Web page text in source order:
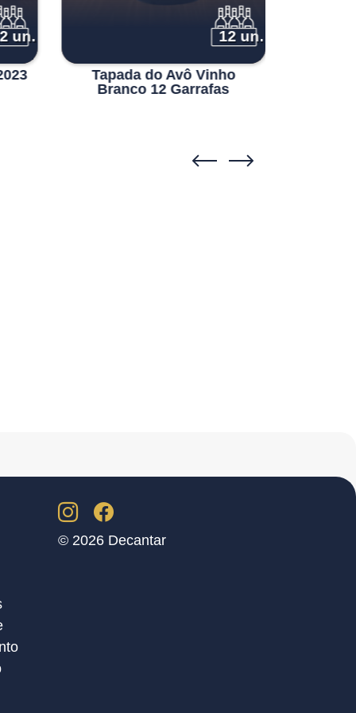
un. 12 un.
Tapada do Avô Vinho
Branco 12 Garrafas
© 2026 Decantar